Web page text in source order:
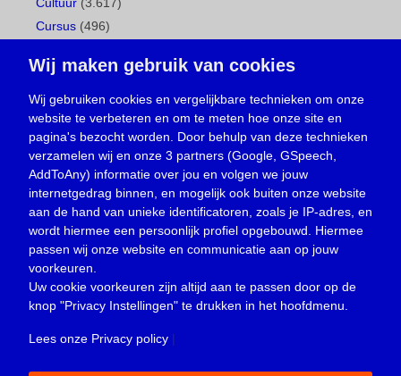
Cursus (496)
Gemeentepagina(104)
Ingezonden brief(537)
Media(156)
Nieuws (23.329)
Oproep(734)
Overlijden(39)
Podcast(18)
prijsvraag (5)
Religie (1.438)
Service(226)
Wij maken gebruik van cookies
Wij gebruiken cookies en vergelijkbare technieken om onze
website te verbeteren en om te meten hoe onze site en
pagina's bezocht worden. Door behulp van deze technieken
verzamelen wij en onze 3 partners (Google, GSpeech,
AddToAny) informatie over jou en volgen we jouw
internetgedrag binnen, en mogelijk ook buiten onze website
aan de hand van unieke identificatoren, zoals je IP-adres, en
wordt hiermee een persoonlijk profiel opgebouwd. Hiermee
passen wij onze website en communicatie aan op jouw
voorkeuren.
Uw cookie voorkeuren zijn altijd aan te passen door op de
knop "Privacy Instellingen" te drukken in het hoofdmenu.
Lees onze Privacy policy |